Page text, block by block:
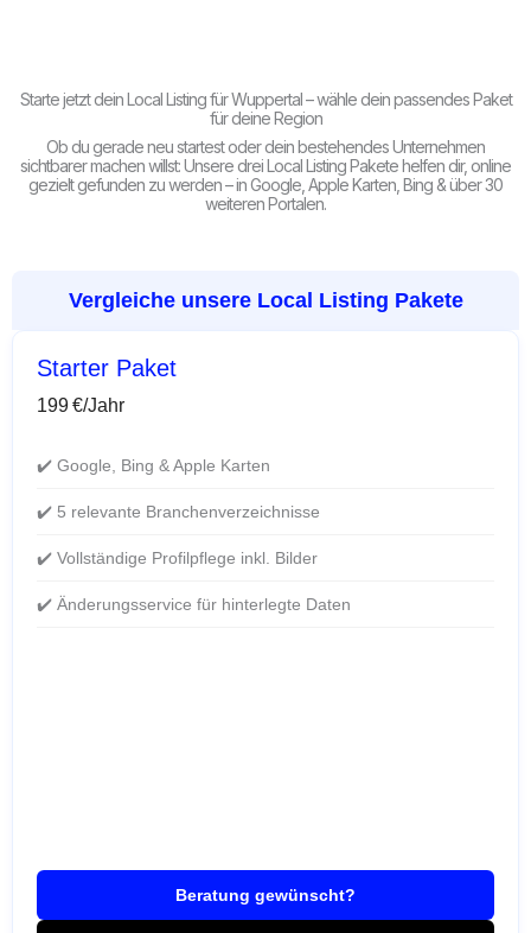
Starte jetzt dein Local Listing für Wuppertal – wähle dein passendes Paket
für deine Region
Ob du gerade neu startest oder dein bestehendes Unternehmen
sichtbarer machen willst: Unsere drei Local Listing Pakete helfen dir, online
gezielt gefunden zu werden – in Google, Apple Karten, Bing & über 30
weiteren Portalen.
Vergleiche unsere Local Listing Pakete
Starter Paket
199 €/Jahr
✔️ Google, Bing & Apple Karten
✔️ 5 relevante Branchenverzeichnisse
✔️ Vollständige Profilpflege inkl. Bilder
✔️ Änderungsservice für hinterlegte Daten
Beratung gewünscht?